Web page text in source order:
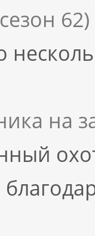
62)
на